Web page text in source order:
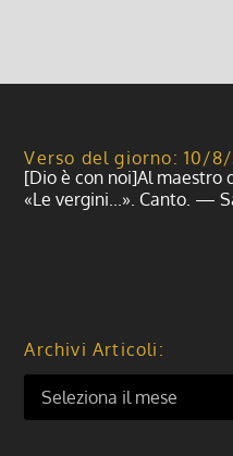
Verso del giorno: 10/
[Dio è con noi]Al maestro
«Le vergini...». Canto. —
Archivi Articoli: